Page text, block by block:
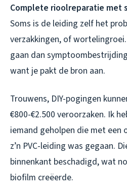
Complete rioolreparatie met
Soms is de leiding zelf het
verzakkingen, of
gaan dan
want je pakt de bron aan.
Trouwens, DIY-pogingen
€800-€2.500 veroorzaken. Ik
iemand geholpen die met
z’n PVC-leiding was gegaan.
binnenkant beschadigd, wat
biofilm creëerde.